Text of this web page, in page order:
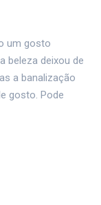
um gosto
beleza deixou de
a banalização
gosto. Pode